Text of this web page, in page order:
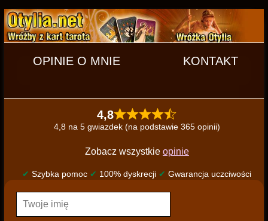
OPINIE O MNIE KONTAKT
4,8
4,8 na 5 gwiazdek (na podstawie 365 opinii)
Zobacz wszystkie opinie
✔ Szybka pomoc ✔ 100% dyskrecji ✔ Gwarancja uczciwości